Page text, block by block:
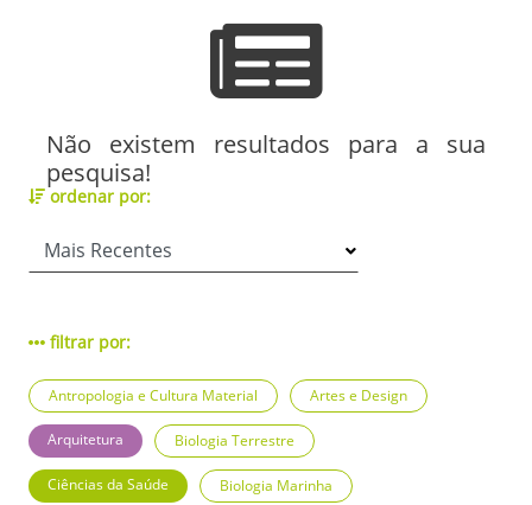
Não existem resultados para a sua
pesquisa!
ordenar por:
filtrar por:
Antropologia e Cultura Material Artes e Design
Arquitetura Biologia Terrestre
Ciências da Saúde Biologia Marinha